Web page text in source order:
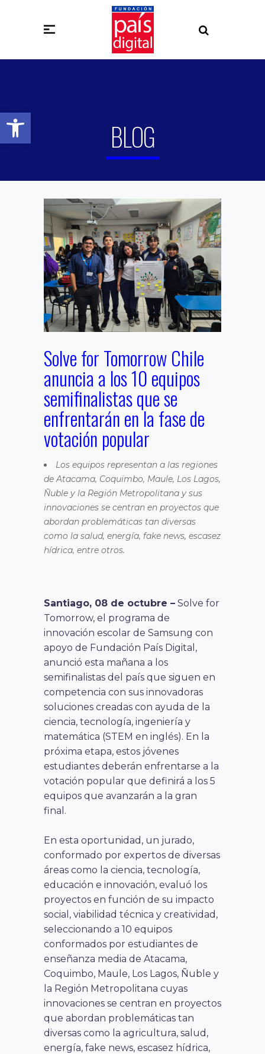
Abrir barra de herramientas
BLOG
Solve for Tomorrow Chile
anuncia a los 10 equipos
semifinalistas que se
enfrentarán en la fase de
votación popular
Los equipos representan a las regiones
de Atacama, Coquimbo, Maule, Los Lagos,
Ñuble y la Región Metropolitana y sus
innovaciones se centran en proyectos que
abordan problemáticas tan diversas
como la salud, energía, fake news, escasez
hídrica, entre otros.
Santiago, 08 de octubre – Solve for
Tomorrow, el programa de
innovación escolar de Samsung con
apoyo de Fundación País Digital,
anunció esta mañana a los
semifinalistas del país que siguen en
competencia con sus innovadoras
soluciones creadas con ayuda de la
ciencia, tecnología, ingeniería y
matemática (STEM en inglés). En la
próxima etapa, estos jóvenes
estudiantes deberán enfrentarse a la
votación popular que definirá a los 5
equipos que avanzarán a la gran
final.
En esta oportunidad, un jurado,
conformado por expertos de diversas
áreas como la ciencia, tecnología,
educación e innovación, evaluó los
proyectos en función de su impacto
social, viabilidad técnica y creatividad,
seleccionando a 10 equipos
conformados por estudiantes de
enseñanza media de Atacama,
Coquimbo, Maule, Los Lagos, Ñuble y
la Región Metropolitana cuyas
innovaciones se centran en proyectos
que abordan problemáticas tan
diversas como la agricultura, salud,
energía, fake news, escasez hídrica,